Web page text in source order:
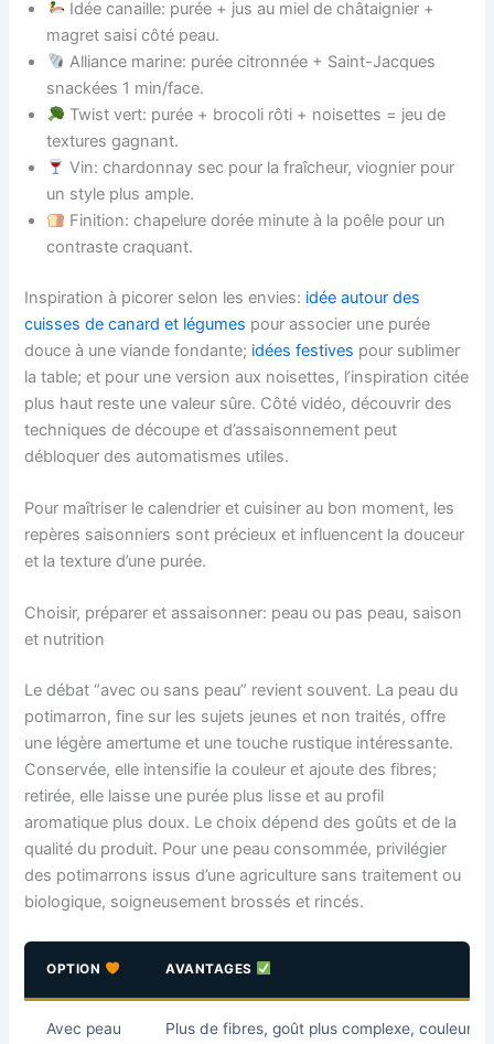
Idée canaille: purée + jus au miel de châtaignier +
magret saisi côté peau.
Alliance marine: purée citronnée + Saint-Jacques
snackées 1 min/face.
Twist vert: purée + brocoli rôti + noisettes = jeu de
textures gagnant.
Vin: chardonnay sec pour la fraîcheur, viognier pour
un style plus ample.
Finition: chapelure dorée minute à la poêle pour un
contraste craquant.
Inspiration à picorer selon les envies: idée autour des
cuisses de canard et légumes pour associer une purée
douce à une viande fondante; idées festives pour sublimer
la table; et pour une version aux noisettes, l’inspiration citée
plus haut reste une valeur sûre. Côté vidéo, découvrir des
techniques de découpe et d’assaisonnement peut
débloquer des automatismes utiles.
Pour maîtriser le calendrier et cuisiner au bon moment, les
repères saisonniers sont précieux et influencent la douceur
et la texture d’une purée.
Choisir, préparer et assaisonner: peau ou pas peau, saison
et nutrition
Le débat “avec ou sans peau” revient souvent. La peau du
potimarron, fine sur les sujets jeunes et non traités, offre
une légère amertume et une touche rustique intéressante.
Conservée, elle intensifie la couleur et ajoute des fibres;
retirée, elle laisse une purée plus lisse et au profil
aromatique plus doux. Le choix dépend des goûts et de la
qualité du produit. Pour une peau consommée, privilégier
des potimarrons issus d’une agriculture sans traitement ou
biologique, soigneusement brossés et rincés.
OPTION AVANTAGES
Avec peau Plus de fibres, goût plus complexe, couleur